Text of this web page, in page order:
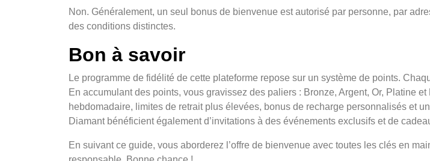
Non. Généralement, un seul bonus de bienvenue est autorisé par personne, par
des conditions distinctes.
Bon à savoir
Le programme de fidélité de cette plateforme repose sur un système de points.
En accumulant des points, vous gravissez des paliers : Bronze, Argent, Or, Platine
hebdomadaire, limites de retrait plus élevées, bonus de recharge personnalisés et
Diamant bénéficient également d’invitations à des événements exclusifs et de
En suivant ce guide, vous aborderez l’offre de bienvenue avec toutes les clés en